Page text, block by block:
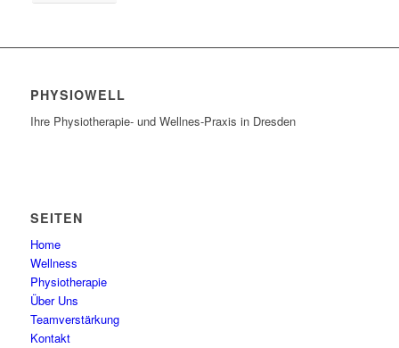
PHYSIOWELL
Ihre Physiotherapie- und Wellnes-Praxis in Dresden
SEITEN
Home
Wellness
Physiotherapie
Über Uns
Teamverstärkung
Kontakt